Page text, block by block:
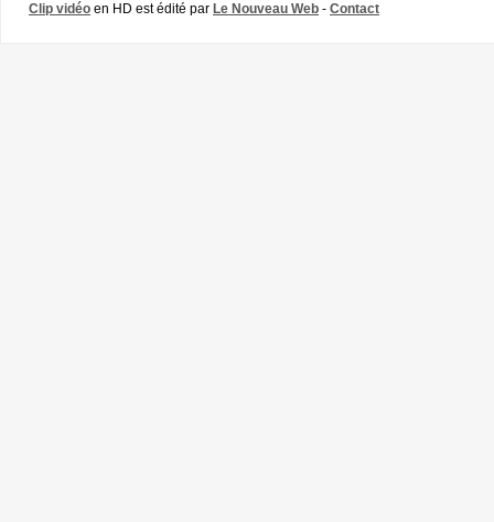
Clip vidéo en HD est édité par Le Nouveau Web - Contact